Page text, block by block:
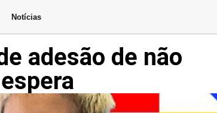
Notícias
adesão de não